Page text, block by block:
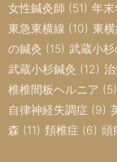
女性鍼灸師 (51) 年
東急東横線 (10) 東
の鍼灸 (15) 武蔵小
武蔵小杉鍼灸 (12)
椎椎間板ヘルニア (5)
自律神経失調症 (9)
森 (11) 頚椎症 (6) 頭